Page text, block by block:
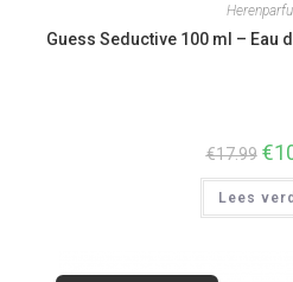
Guess Seductive 100 ml – Eau
€17.99
prijs
€
Lees